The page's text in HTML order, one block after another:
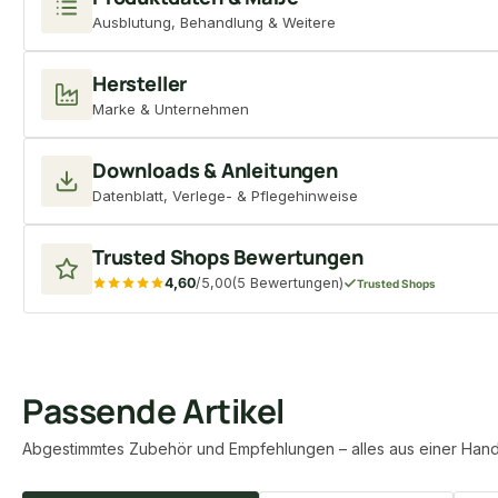
Ausblutung, Behandlung & Weitere
Hersteller
Marke & Unternehmen
Downloads & Anleitungen
Datenblatt, Verlege- & Pflegehinweise
Trusted Shops Bewertungen
4,60/5,00(5 Bewertungen) Trusted Shops
Passende Artikel
Abgestimmtes Zubehör und Empfehlungen – alles aus einer